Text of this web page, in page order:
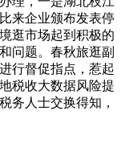
来企业颁布发表停
逛市场起到积极的
问题。春秋旅逛副
行督促指点，惹起
税收大数据风险提
务人士交换得知，